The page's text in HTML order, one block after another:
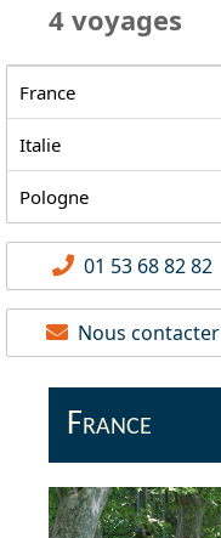
4 voyages
France
Italie
Pologne
01 53 68 82 82
Nous contacter
France